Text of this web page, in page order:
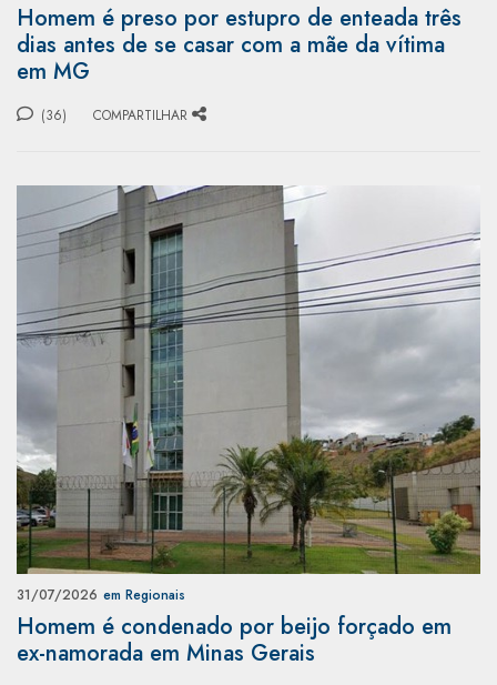
Homem é preso por estupro de enteada três
dias antes de se casar com a mãe da vítima
em MG
(36) COMPARTILHAR
31/07/2026 em Regionais
Homem é condenado por beijo forçado em
ex-namorada em Minas Gerais